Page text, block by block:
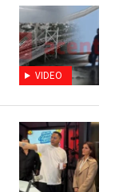
VIDEO